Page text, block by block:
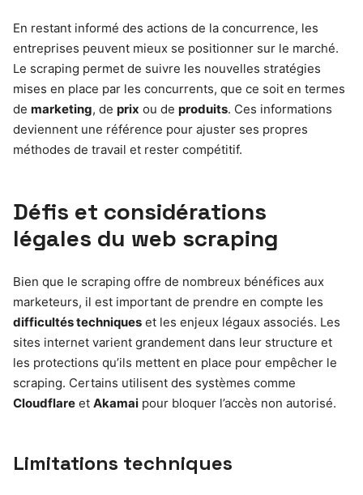
En restant informé des actions de la concurrence, les
entreprises peuvent mieux se positionner sur le marché.
Le scraping permet de suivre les nouvelles stratégies
mises en place par les concurrents, que ce soit en termes
de marketing, de prix ou de produits. Ces informations
deviennent une référence pour ajuster ses propres
méthodes de travail et rester compétitif.
Défis et considérations
légales du web scraping
Bien que le scraping offre de nombreux bénéfices aux
marketeurs, il est important de prendre en compte les
difficultés techniques et les enjeux légaux associés. Les
sites internet varient grandement dans leur structure et
les protections qu’ils mettent en place pour empêcher le
scraping. Certains utilisent des systèmes comme
Cloudflare et Akamai pour bloquer l’accès non autorisé.
Limitations techniques